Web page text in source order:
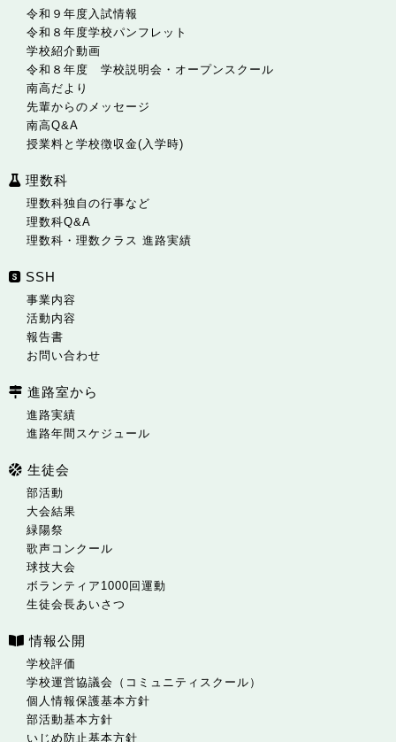
令和９年度入試情報
令和８年度学校パンフレット
学校紹介動画
令和８年度 学校説明会・オープンスクール
南高だより
先輩からのメッセージ
南高Q&A
授業料と学校徴収金(入学時)
理数科
理数科独自の行事など
理数科Q&A
理数科・理数クラス 進路実績
SSH
事業内容
活動内容
報告書
お問い合わせ
進路室から
進路実績
進路年間スケジュール
生徒会
部活動
大会結果
緑陽祭
歌声コンクール
球技大会
ボランティア1000回運動
生徒会長あいさつ
情報公開
学校評価
学校運営協議会（コミュニティスクール）
個人情報保護基本方針
部活動基本方針
いじめ防止基本方針